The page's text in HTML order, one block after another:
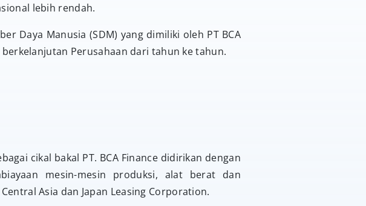
lebih rendah.
Daya Manusia (SDM) yang dimiliki oleh PT BCA
Perusahaan dari tahun ke tahun.
cikal bakal PT. BCA Finance didirikan dengan
mesin-mesin produksi, alat berat dan
Asia dan Japan Leasing Corporation.